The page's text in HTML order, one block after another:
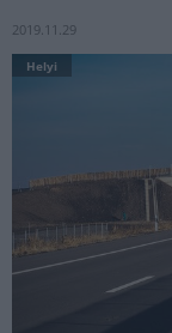
2019.11.29
Helyi